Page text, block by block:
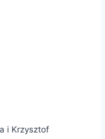
i Krzysztof